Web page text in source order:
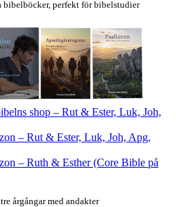
bibelböcker, perfekt för bibelstudier
shop – Rut & Ester, Luk, Joh,
– Rut & Ester, Luk, Joh, Apg,
– Ruth & Esther (Core Bible på
årgångar med andakter